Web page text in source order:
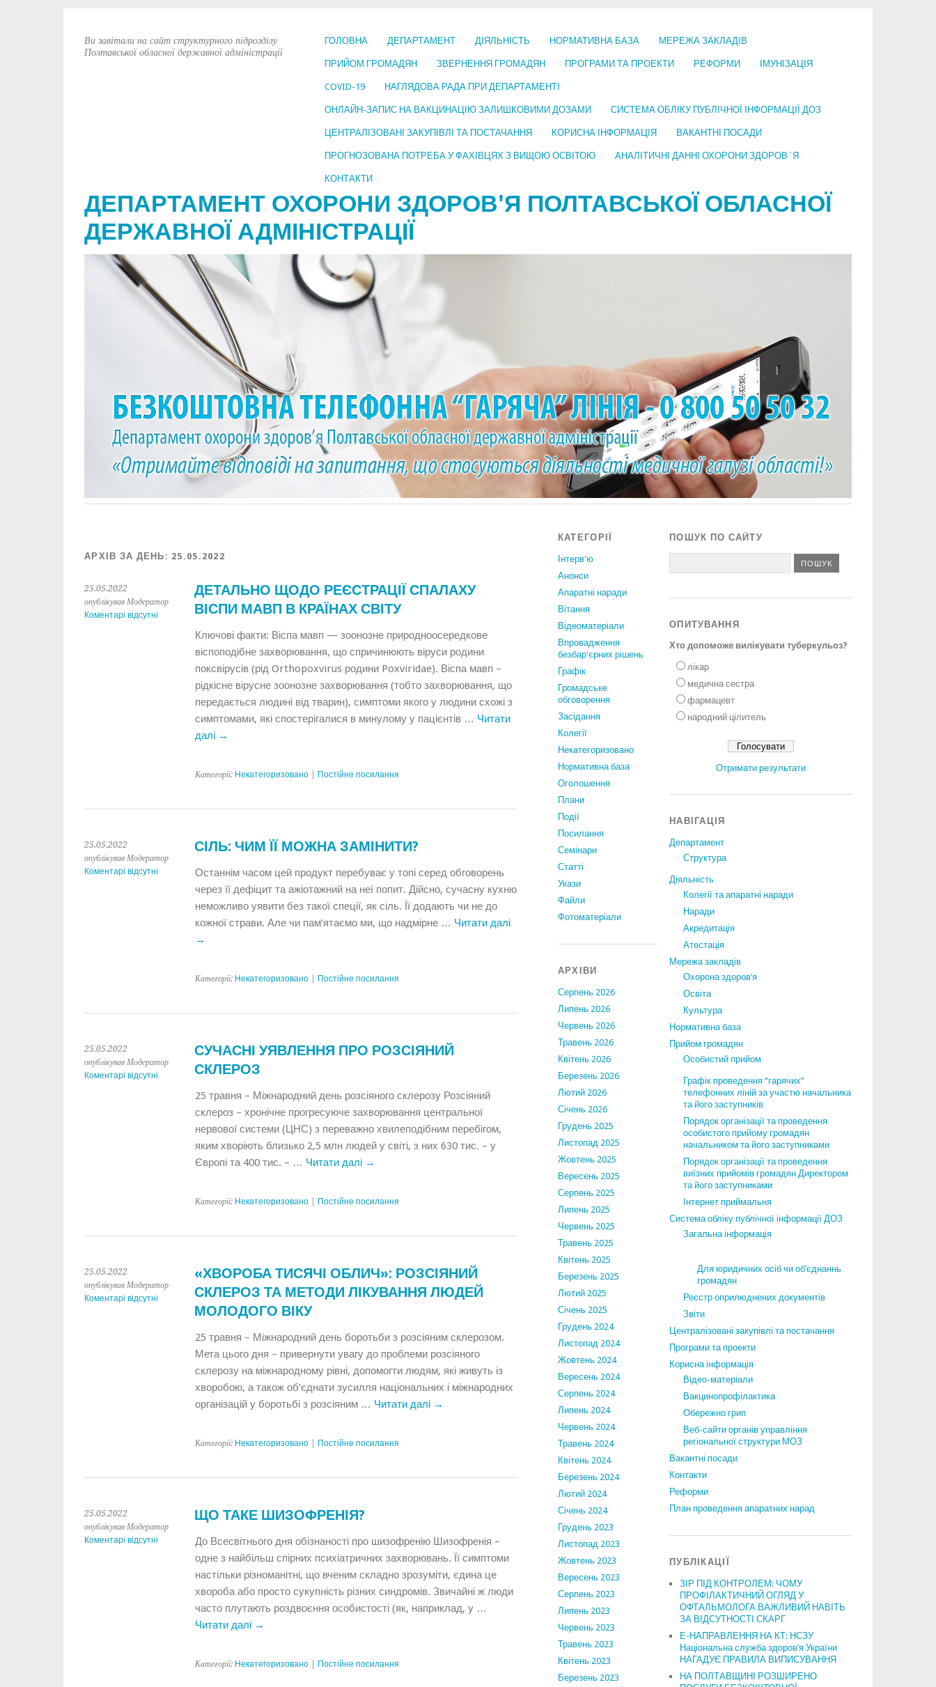
ГОЛОВНА ДЕПАРТАМЕНТ ДІЯЛЬНІСТЬ НОРМАТИВНА БАЗА МЕРЕЖА ЗАКЛАДІВ
ПРИЙОМ ГРОМАДЯН ЗВЕРНЕННЯ ГРОМАДЯН ПРОГРАМИ ТА ПРОЕКТИ РЕФОРМИ ІМУНІЗАЦІЯ
COVID-19 НАГЛЯДОВА РАДА ПРИ ДЕПАРТАМЕНТІ
ОНЛАЙН-ЗАПИС НА ВАКЦИНАЦІЮ ЗАЛИШКОВИМИ ДОЗАМИ СИСТЕМА ОБЛІКУ ПУБЛІЧНОЇ ІНФОРМАЦІЇ ДОЗ
ЦЕНТРАЛІЗОВАНІ ЗАКУПІВЛІ ТА ПОСТАЧАННЯ КОРИСНА ІНФОРМАЦІЯ ВАКАНТНІ ПОСАДИ
ПРОГНОЗОВАНА ПОТРЕБА У ФАХІВЦЯХ З ВИЩОЮ ОСВІТОЮ АНАЛІТИЧНІ ДАННІ ОХОРОНИ ЗДОРОВ`Я
КОНТАКТИ
ДЕПАРТАМЕНТ ОХОРОНИ ЗДОРОВ'Я ПОЛТАВСЬКОЇ ОБЛАСНОЇ
ДЕРЖАВНОЇ АДМІНІСТРАЦІЇ
Ви завітали на сайт структурного підрозділу
Полтавської обласної державної адміністрації
АРХІВ ЗА ДЕНЬ: 25.05.2022
25.05.2022
опублікував Модератор
Коментарі відсутні
ДЕТАЛЬНО ЩОДО РЕЄСТРАЦІЇ СПАЛАХУ
ВІСПИ МАВП В КРАЇНАХ СВІТУ
Ключові факти: Віспа мавп — зоонозне природноосередкове
віспоподібне захворювання, що спричинюють віруси родини
поксвірусів (рід Orthopoxvirus родини Poxviridae). Віспа мавп –
рідкісне вірусне зоонозне захворювання (тобто захворювання, що
передається людині від тварин), симптоми якого у людини схожі з
симптомами, які спостерігалися в минулому у пацієнтів … Читати
далі →
Категорії: Некатегоризовано| Постійне посилання
25.05.2022
опублікував Модератор
Коментарі відсутні
СІЛЬ: ЧИМ ЇЇ МОЖНА ЗАМІНИТИ?
Останнім часом цей продукт перебуває у топі серед обговорень
через її дефіцит та ажіотажний на неї попит. Дійсно, сучасну кухню
неможливо уявити без такої спеції, як сіль. Її додають чи не до
кожної страви. Але чи пам’ятаємо ми, що надмірне … Читати далі
→
Категорії: Некатегоризовано| Постійне посилання
25.05.2022
опублікував Модератор
Коментарі відсутні
СУЧАСНІ УЯВЛЕННЯ ПРО РОЗСІЯНИЙ
СКЛЕРОЗ
25 травня – Міжнародний день розсіяного склерозу Розсіяний
склероз – хронічне прогресуюче захворювання центральної
нервової системи (ЦНС) з переважно хвилеподібним перебігом,
яким хворіють близько 2,5 млн людей у світі, з них 630 тис. – у
Європі та 400 тис. – … Читати далі →
Категорії: Некатегоризовано| Постійне посилання
25.05.2022
опублікував Модератор
Коментарі відсутні
«ХВОРОБА ТИСЯЧІ ОБЛИЧ»: РОЗСІЯНИЙ
СКЛЕРОЗ ТА МЕТОДИ ЛІКУВАННЯ ЛЮДЕЙ
МОЛОДОГО ВІКУ
25 травня – Міжнародний день боротьби з розсіяним склерозом.
Мета цього дня – привернути увагу до проблеми розсіяного
склерозу на міжнародному рівні, допомогти людям, які живуть із
хворобою, а також об’єднати зусилля національних і міжнародних
організацій у боротьбі з розсіяним … Читати далі →
Категорії: Некатегоризовано| Постійне посилання
25.05.2022
опублікував Модератор
Коментарі відсутні
ЩО ТАКЕ ШИЗОФРЕНІЯ?
До Всесвітнього дня обізнаності про шизофренію Шизофренія –
одне з найбільш спірних психіатричних захворювань. Її симптоми
настільки різноманітні, що вченим складно зрозуміти, єдина це
хвороба або просто сукупність різних синдромів. Звичайні ж люди
часто плутають роздвоєння особистості (як, наприклад, у …
Читати далі →
Категорії: Некатегоризовано| Постійне посилання
КАТЕГОРІЇ
Інтерв'ю
Анонси
Апаратні наради
Вiтання
Відеоматеріали
Впровадження
безбар'єрних рішень
Графiк
Громадське
обговорення
Засідання
Колегії
Некатегоризовано
Нормативна база
Оголошення
Плани
Події
Посилання
Семінари
Статтi
Укази
Файли
Фотоматеріали
АРХІВИ
Серпень 2026
Липень 2026
Червень 2026
Травень 2026
Квітень 2026
Березень 2026
Лютий 2026
Січень 2026
Грудень 2025
Листопад 2025
Жовтень 2025
Вересень 2025
Серпень 2025
Липень 2025
Червень 2025
Травень 2025
Квітень 2025
Березень 2025
Лютий 2025
Січень 2025
Грудень 2024
Листопад 2024
Жовтень 2024
Вересень 2024
Серпень 2024
Липень 2024
Червень 2024
Травень 2024
Квітень 2024
Березень 2024
Лютий 2024
Січень 2024
Грудень 2023
Листопад 2023
Жовтень 2023
Вересень 2023
Серпень 2023
Липень 2023
Червень 2023
Травень 2023
Квітень 2023
Березень 2023
ПОШУК ПО САЙТУ
ОПИТУВАННЯ
Хто допоможе вилікувати туберкульоз?
лікар
медична сестра
фармацевт
народний цілитель
Отримати результати
НАВІГАЦІЯ
Департамент
Структура
Діяльність
Колегії та апаратні наради
Наради
Акредитація
Атестація
Мережа закладів
Охорона здоров’я
Освіта
Культура
Нормативна база
Прийом громадян
Особистий прийом
Графік проведення “гарячих”
телефонних ліній за участю начальника
та його заступників
Порядок організації та проведення
особистого прийому громадян
начальником та його заступниками
Порядок організації та проведення
виїзних прийомів громадян Директором
та його заступниками
Інтернет приймальня
Система обліку публічної інформації ДОЗ
Загальна інформація
Для юридичних осіб чи об’єднаннь
громадян
Реєстр оприлюднених документів
Звіти
Централізовані закупівлі та постачання
Програми та проекти
Корисна інформація
Відео-матеріали
Вакцинопрофілактика
Обережно грип
Веб-сайти органів управління
регіональної структури МОЗ
Вакантні посади
Контакти
Реформи
План проведення апаратних нарад
ПУБЛІКАЦІЇ
ЗІР ПІД КОНТРОЛЕМ: ЧОМУ
ПРОФІЛАКТИЧНИЙ ОГЛЯД У
ОФТАЛЬМОЛОГА ВАЖЛИВИЙ НАВІТЬ
ЗА ВІДСУТНОСТІ СКАРГ
Е-НАПРАВЛЕННЯ НА КТ: НСЗУ
Національна служба здоров’я України
НАГАДУЄ ПРАВИЛА ВИПИСУВАННЯ
НА ПОЛТАВЩИНІ РОЗШИРЕНО